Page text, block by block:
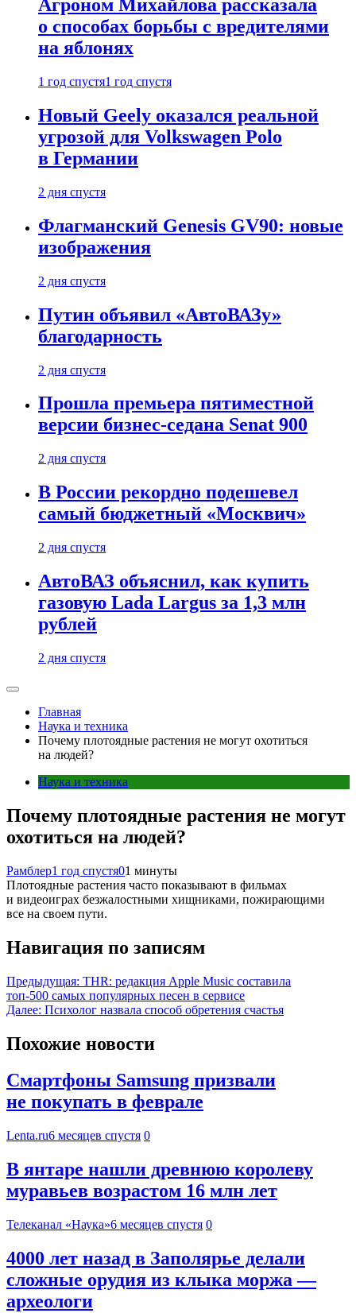
Агроном Михайлова рассказала
о способах борьбы с вредителями
на яблонях
1 год спустя1 год спустя
Новый Geely оказался реальной
угрозой для Volkswagen Polo
в Германии
2 дня спустя
Флагманский Genesis GV90: новые
изображения
2 дня спустя
Путин объявил «АвтоВАЗу»
благодарность
2 дня спустя
Прошла премьера пятиместной
версии бизнес-седана Senat 900
2 дня спустя
В России рекордно подешевел
самый бюджетный «Москвич»
2 дня спустя
АвтоВАЗ объяснил, как купить
газовую Lada Largus за 1,3 млн
рублей
2 дня спустя
Главная
Наука и техника
Почему плотоядные растения не могут охотиться
на людей?
Наука и техника
Почему плотоядные растения не могут
охотиться на людей?
Рамблер1 год спустя01 минуты
Плотоядные растения часто показывают в фильмах
и видеоиграх безжалостными хищниками, пожирающими
все на своем пути.
Навигация по записям
Предыдущая: THR: редакция Apple Music составила
топ-500 самых популярных песен в сервисе
Далее: Психолог назвала способ обретения счастья
Похожие новости
Смартфоны Samsung призвали
не покупать в феврале
Lenta.ru6 месяцев спустя 0
В янтаре нашли древнюю королеву
муравьев возрастом 16 млн лет
Телеканал «Наука»6 месяцев спустя 0
4000 лет назад в Заполярье делали
сложные орудия из клыка моржа —
археологи